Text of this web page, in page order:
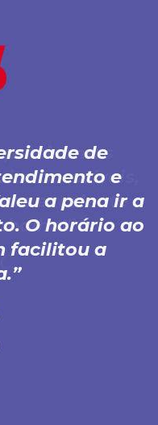
de
e
a pena ir a
O horário ao
facilitou a